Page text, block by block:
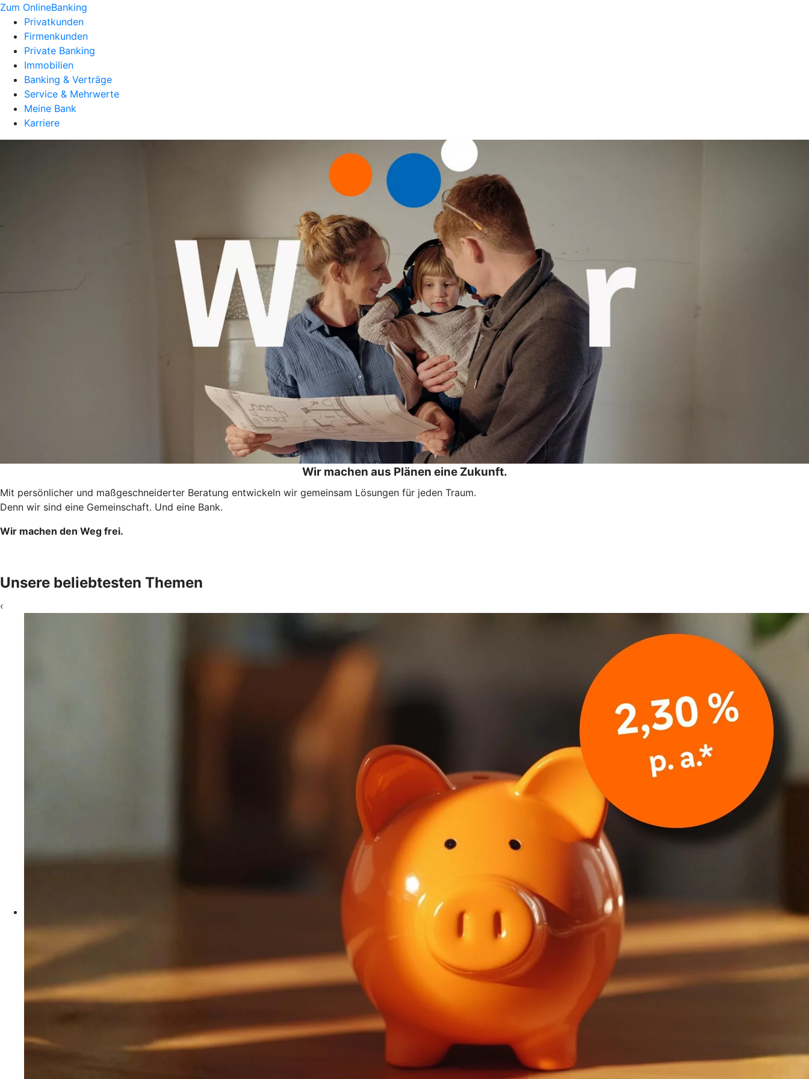
Zum OnlineBanking
Privatkunden
Firmenkunden
Private Banking
Immobilien
Banking & Verträge
Service & Mehrwerte
Meine Bank
Karriere
Wir machen aus Plänen eine Zukunft.
Mit persönlicher und maßgeschneiderter Beratung entwickeln wir gemeinsam Lösungen für jeden Traum.
Denn wir sind eine Gemeinschaft. Und eine Bank.
Wir machen den Weg frei.
Unsere beliebtesten Themen
‹